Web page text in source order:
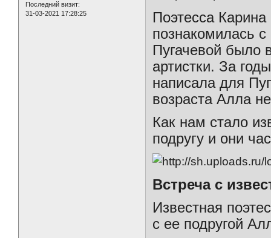
Последний визит:
31-03-2021 17:28:25
Поэтесса
познакомилась
Пугачевой было
артистки. За
написала для
возраста Алла
Как нам стало
подругу и они
Встреча с
Известная
с ее подругой